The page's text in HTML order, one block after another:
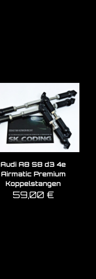
Audi A8 S8 d3 4e
Airmatic Premium
Koppelstangen
59,00€